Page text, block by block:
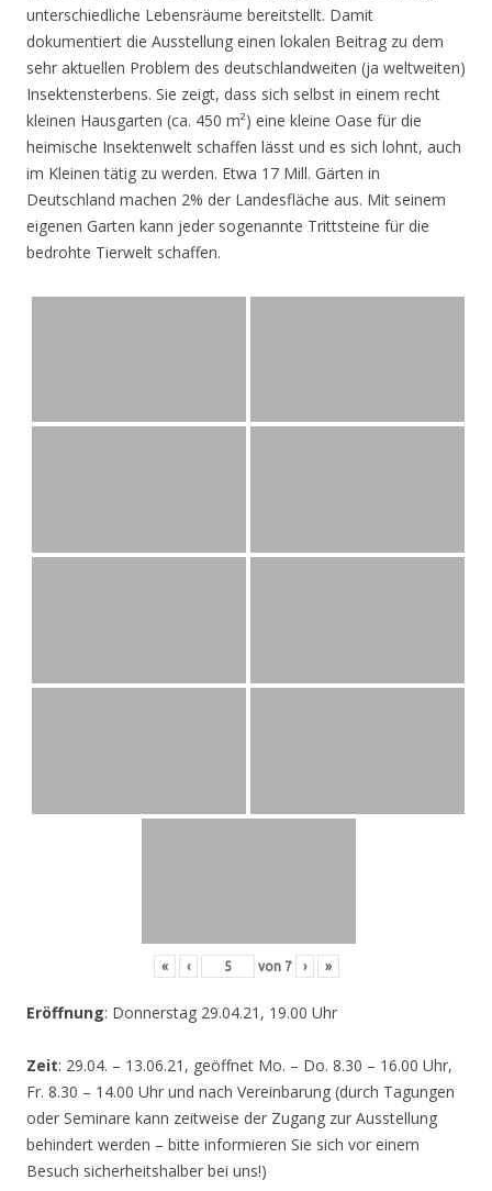
unterschiedliche Lebensräume bereitstellt. Damit
dokumentiert die Ausstellung einen lokalen Beitrag zu dem
sehr aktuellen Problem des deutschlandweiten (ja weltweiten)
Insektensterbens. Sie zeigt, dass sich selbst in einem recht
kleinen Hausgarten (ca. 450 m²) eine kleine Oase für die
heimische Insektenwelt schaffen lässt und es sich lohnt, auch
im Kleinen tätig zu werden. Etwa 17 Mill. Gärten in
Deutschland machen 2% der Landesfläche aus. Mit seinem
eigenen Garten kann jeder sogenannte Trittsteine für die
bedrohte Tierwelt schaffen.
« ‹ von 7 › »
Eröffnung: Donnerstag 29.04.21, 19.00 Uhr
Zeit: 29.04. – 13.06.21, geöffnet Mo. – Do. 8.30 – 16.00 Uhr,
Fr. 8.30 – 14.00 Uhr und nach Vereinbarung (durch Tagungen
oder Seminare kann zeitweise der Zugang zur Ausstellung
behindert werden – bitte informieren Sie sich vor einem
Besuch sicherheitshalber bei uns!)